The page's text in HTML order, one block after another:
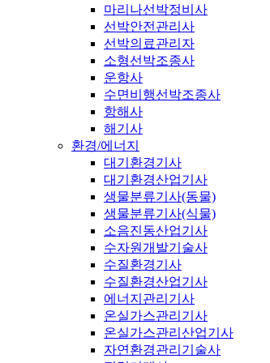
마리나선박정비사
선박안전관리사
선박의료관리자
소형선박조종사
운항사
수면비행선박조종사
항해사
해기사
환경/에너지
대기환경기사
대기환경산업기사
생물분류기사(동물)
생물분류기사(식물)
소음진동산업기사
수자원개발기술사
수질환경기사
수질환경산업기사
에너지관리기사
온실가스관리기사
온실가스관리산업기사
자연환경관리기술사